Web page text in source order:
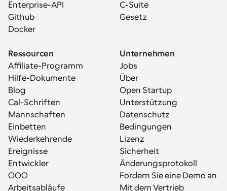
Enterprise-API
Github
Docker
C-Suite
Gesetz
Ressourcen
Affiliate-Programm
Hilfe-Dokumente
Blog
Cal-Schriften
Mannschaften
Einbetten
Wiederkehrende
Ereignisse
Entwickler
OOO
Arbeitsabläufe
Unternehmen
Jobs
Über
Open Startup
Unterstützung
Datenschutz
Bedingungen
Lizenz
Sicherheit
Änderungsprotokoll
Fordern Sie eine Demo an
Mit dem Vertrieb